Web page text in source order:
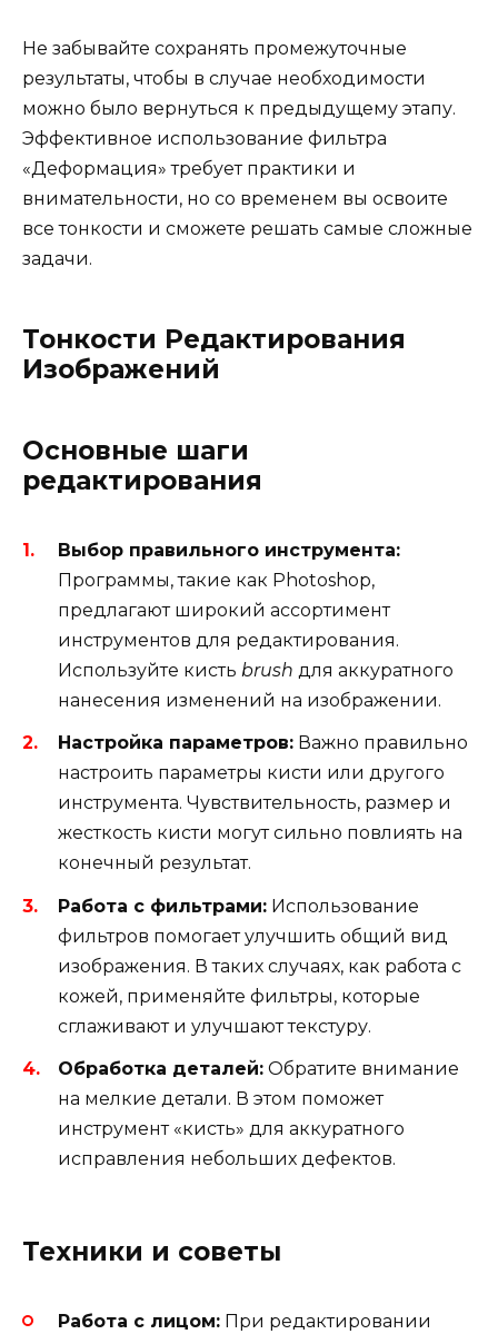
Не забывайте сохранять промежуточные
результаты, чтобы в случае необходимости
можно было вернуться к предыдущему этапу.
Эффективное использование фильтра
«Деформация» требует практики и
внимательности, но со временем вы освоите
все тонкости и сможете решать самые сложные
задачи.
Тонкости Редактирования
Изображений
Основные шаги
редактирования
Выбор правильного инструмента:
Программы, такие как Photoshop,
предлагают широкий ассортимент
инструментов для редактирования.
Используйте кисть brush для аккуратного
нанесения изменений на изображении.
Настройка параметров: Важно правильно
настроить параметры кисти или другого
инструмента. Чувствительность, размер и
жесткость кисти могут сильно повлиять на
конечный результат.
Работа с фильтрами: Использование
фильтров помогает улучшить общий вид
изображения. В таких случаях, как работа с
кожей, применяйте фильтры, которые
сглаживают и улучшают текстуру.
Обработка деталей: Обратите внимание
на мелкие детали. В этом поможет
инструмент «кисть» для аккуратного
исправления небольших дефектов.
Техники и советы
Работа с лицом: При редактировании